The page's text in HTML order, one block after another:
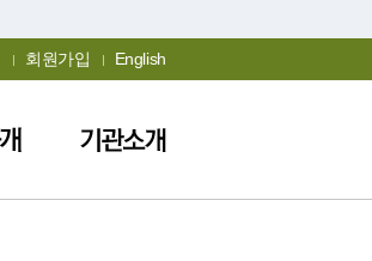
회원가입 English